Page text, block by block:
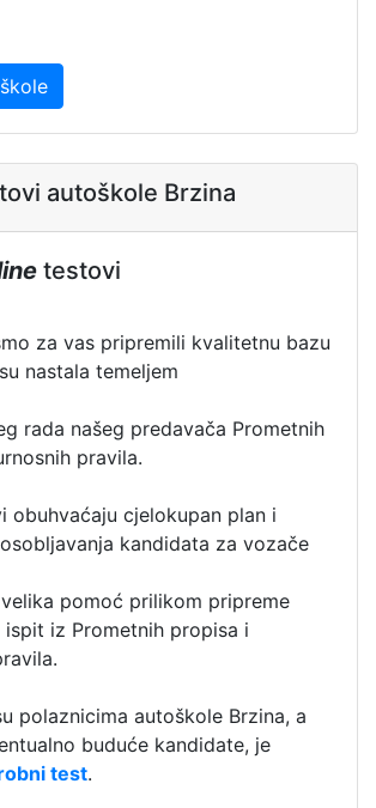
autoškole Brzina
testovi
za vas pripremili kvalitetnu bazu
nastala temeljem
rada našeg predavača Prometnih
pravila.
obuhvaćaju cjelokupan plan i
kandidata za vozače
pomoć prilikom pripreme
ispit iz Prometnih propisa i
polaznicima autoškole Brzina, a
buduće kandidate, je
test.